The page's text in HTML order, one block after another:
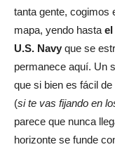
tanta gente, cogimos
mapa, yendo hasta el
U.S. Navy que se
permanece aquí. Un
que si bien es fácil
(si te vas fijando en
parece que nunca
horizonte se funde